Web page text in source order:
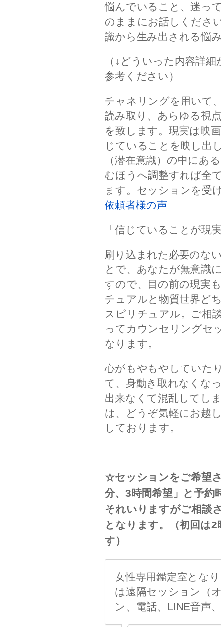
悩んでいること、迷っ
のままにお話しくださ
識から生み出される悩
（↓どういった内容詳
参考ください）
チャネリングを用いて
読み取り、あらゆる視
を致します。現実は映
じていることを映し出
（潜在意識）の中にあ
むほうへ調整すれば全
ます。セッションを受
依頼者様の声
「信じていることが現
刷り込まれた必要のな
とで、あなたが無意識
すので、目の前の現実
チュアルと物質世界ど
スピリチュアル。ご相
ってカウンセリングセ
なります。
心がもやもやしていた
て、身動き取れなくな
出来なくて混乱してし
は、どうぞ気軽にお越
しております。
☆セッションをご希望
分、3時間希望」と予
それいりますがご相談
となります。（初回は
す）
女性専用鑑定室とな
は遠隔セッション（
ン、電話、LINE音声